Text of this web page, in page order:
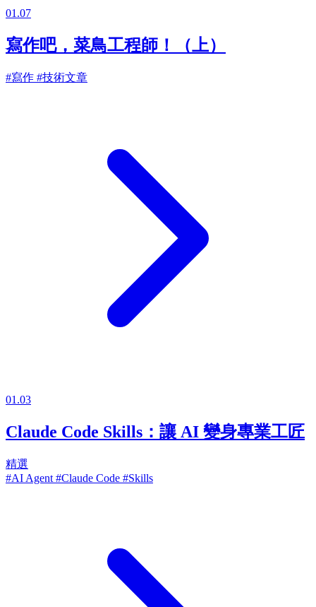
01.07
寫作吧，菜鳥工程師！（上）
#寫作 #技術文章
01.03
Claude Code Skills：讓 AI 變身專業工匠
精選
#AI Agent #Claude Code #Skills